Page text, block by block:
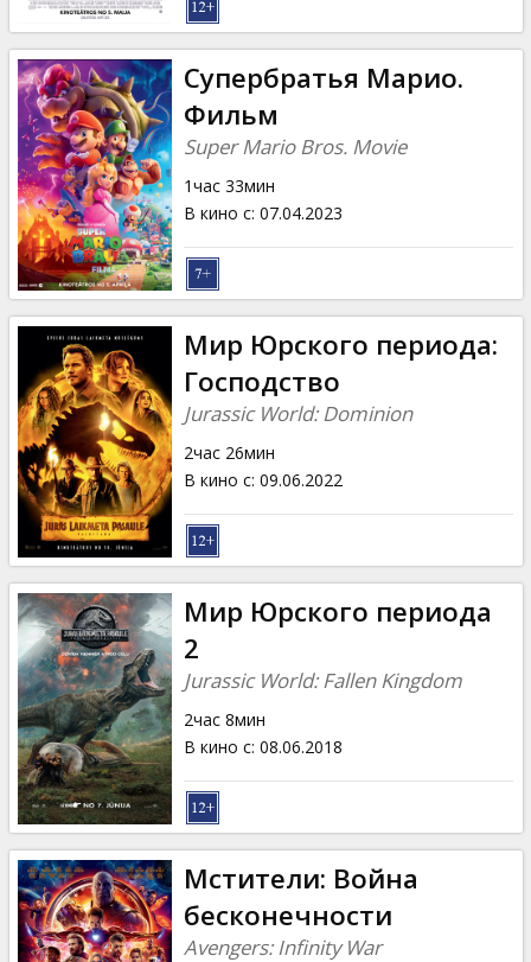
Супербратья Марио.
Фильм
Super Mario Bros. Movie
1час 33мин
В кино с: 07.04.2023
Мир Юрского периода:
Господство
Jurassic World: Dominion
2час 26мин
В кино с: 09.06.2022
Мир Юрского периода
2
Jurassic World: Fallen Kingdom
2час 8мин
В кино с: 08.06.2018
Мстители: Война
бесконечности
Avengers: Infinity War